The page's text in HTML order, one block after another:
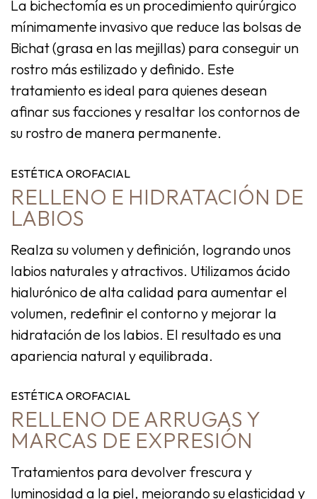
La bichectomía es un procedimiento quirúrgico
mínimamente invasivo que reduce las bolsas de
Bichat (grasa en las mejillas) para conseguir un
rostro más estilizado y definido. Este
tratamiento es ideal para quienes desean
afinar sus facciones y resaltar los contornos de
su rostro de manera permanente.
ESTÉTICA OROFACIAL
RELLENO E HIDRATACIÓN DE
LABIOS
Realza su volumen y definición, logrando unos
labios naturales y atractivos. Utilizamos ácido
hialurónico de alta calidad para aumentar el
volumen, redefinir el contorno y mejorar la
hidratación de los labios. El resultado es una
apariencia natural y equilibrada.
ESTÉTICA OROFACIAL
RELLENO DE ARRUGAS Y
MARCAS DE EXPRESIÓN
Tratamientos para devolver frescura y
luminosidad a la piel, mejorando su elasticidad y